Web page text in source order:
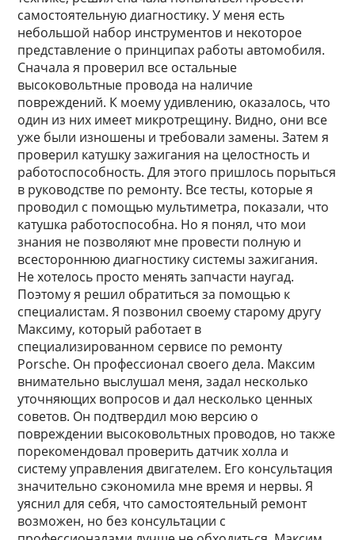
самостоятельную диагностику. У меня есть
небольшой набор инструментов и некоторое
представление о принципах работы автомобиля.
Сначала я проверил все остальные
высоковольтные провода на наличие
повреждений. К моему удивлению, оказалось, что
один из них имеет микротрещину. Видно, они все
уже были изношены и требовали замены. Затем я
проверил катушку зажигания на целостность и
работоспособность. Для этого пришлось порыться
в руководстве по ремонту. Все тесты, которые я
проводил с помощью мультиметра, показали, что
катушка работоспособна. Но я понял, что мои
знания не позволяют мне провести полную и
всестороннюю диагностику системы зажигания.
Не хотелось просто менять запчасти наугад.
Поэтому я решил обратиться за помощью к
специалистам. Я позвонил своему старому другу
Максиму, который работает в
специализированном сервисе по ремонту
Porsche. Он профессионал своего дела. Максим
внимательно выслушал меня, задал несколько
уточняющих вопросов и дал несколько ценных
советов. Он подтвердил мою версию о
повреждении высоковольтных проводов, но также
порекомендовал проверить датчик холла и
систему управления двигателем. Его консультация
значительно сэкономила мне время и нервы. Я
уяснил для себя, что самостоятельный ремонт
возможен, но без консультации с